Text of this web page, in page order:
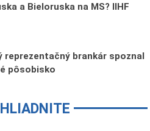
a Bieloruska na MS? IIHF
reprezentačný brankár spoznal
pôsobisko